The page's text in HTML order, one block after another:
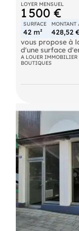
LOYER MENSUEL
1 500 €
SURFACE
42 m²
MONTANT
428,52
vous propose à
d'une surface
d'un magasin
réserve de 6.48
possibilité de
boutique pour
exposés, sont
A LOUER IMMOBILIER
BOUTIQUES